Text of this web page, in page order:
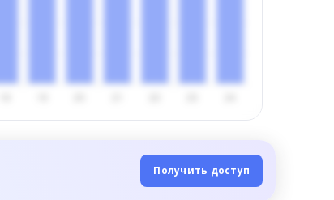
Получить доступ